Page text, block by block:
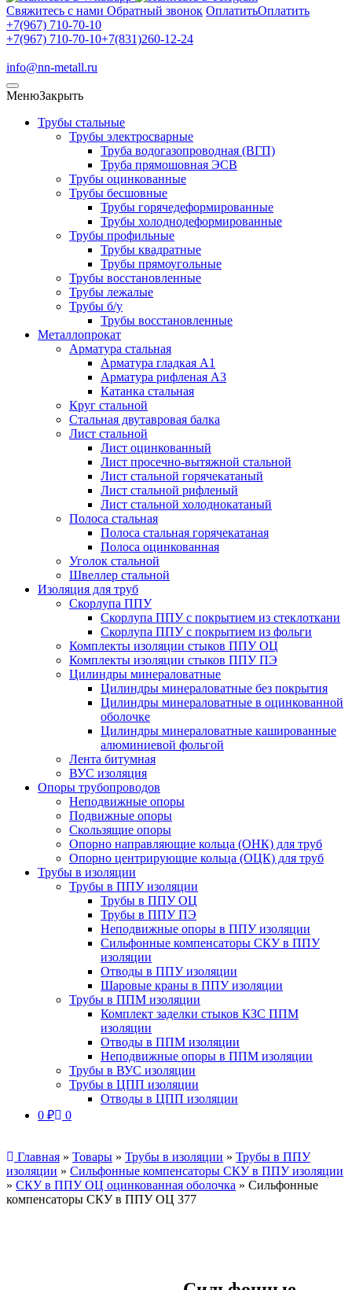
Свяжитесь с нами Обратный звонок ОплатитьОплатить
+7(967) 710-70-10
+7(967) 710-70-10+7(831)260-12-24
info@nn-metall.ru
МенюЗакрыть
Трубы стальные
Трубы электросварные
Труба водогазопроводная (ВГП)
Труба прямошовная ЭСВ
Трубы оцинкованные
Трубы бесшовные
Трубы горячедеформированные
Трубы холоднодеформированные
Трубы профильные
Трубы квадратные
Трубы прямоугольные
Трубы восстановленные
Трубы лежалые
Трубы б/у
Трубы восстановленные
Металлопрокат
Арматура стальная
Арматура гладкая А1
Арматура рифленая А3
Катанка стальная
Круг стальной
Стальная двутавровая балка
Лист стальной
Лист оцинкованный
Лист просечно-вытяжной стальной
Лист стальной горячекатаный
Лист стальной рифленый
Лист стальной холоднокатаный
Полоса стальная
Полоса стальная горячекатаная
Полоса оцинкованная
Уголок стальной
Швеллер стальной
Изоляция для труб
Скорлупа ППУ
Скорлупа ППУ с покрытием из стеклоткани
Скорлупа ППУ с покрытием из фольги
Комплекты изоляции стыков ППУ ОЦ
Комплекты изоляции стыков ППУ ПЭ
Цилиндры минераловатные
Цилиндры минераловатные без покрытия
Цилиндры минераловатные в оцинкованной
оболочке
Цилиндры минераловатные кашированные
алюминиевой фольгой
Лента битумная
ВУС изоляция
Опоры трубопроводов
Неподвижные опоры
Подвижные опоры
Скользящие опоры
Опорно направляющие кольца (ОНК) для труб
Опорно центрирующие кольца (ОЦК) для труб
Трубы в изоляции
Трубы в ППУ изоляции
Трубы в ППУ ОЦ
Трубы в ППУ ПЭ
Неподвижные опоры в ППУ изоляции
Сильфонные компенсаторы СКУ в ППУ
изоляции
Отводы в ППУ изоляции
Шаровые краны в ППУ изоляции
Трубы в ППМ изоляции
Комплект заделки стыков КЗС ППМ
изоляции
Отводы в ППМ изоляции
Неподвижные опоры в ППМ изоляции
Трубы в ВУС изоляции
Трубы в ЦПП изоляции
Отводы в ЦПП изоляции
0 ₽ 0
Главная » Товары » Трубы в изоляции » Трубы в ППУ
изоляции » Сильфонные компенсаторы СКУ в ППУ изоляции
» СКУ в ППУ ОЦ оцинкованная оболочка » Сильфонные
компенсаторы СКУ в ППУ ОЦ 377